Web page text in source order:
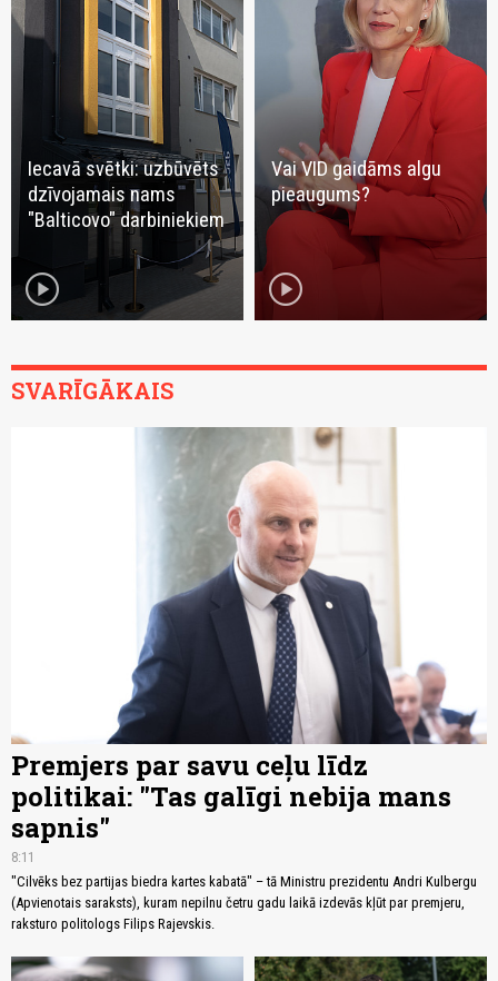
Iecavā svētki: uzbūvēts
dzīvojamais nams
"Balticovo" darbiniekiem
play_circle
Vai VID gaidāms algu
pieaugums?
play_circle
SVARĪGĀKAIS
Premjers par savu ceļu līdz
politikai: "Tas galīgi nebija mans
sapnis"
8:11
"Cilvēks bez partijas biedra kartes kabatā" – tā Ministru prezidentu Andri Kulbergu
(Apvienotais saraksts), kuram nepilnu četru gadu laikā izdevās kļūt par premjeru,
raksturo politologs Filips Rajevskis.